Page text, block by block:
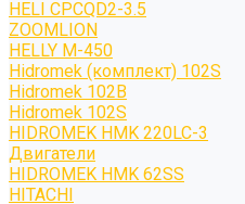
HELI CPCQD2-3.5
ZOOMLION
HELLY M-450
Hidromek (комплект) 102S
Hidromek 102B
Hidromek 102S
HIDROMEK HMK 220LC-3
Двигатели
HIDROMEK HMK 62SS
HITACHI